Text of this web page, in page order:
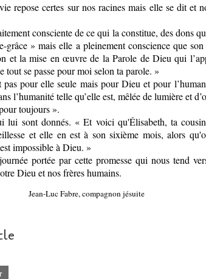
repose certes sur nos racines mais elle se dit et
consciente de ce qui la constitue, des dons
grâce » mais elle a pleinement conscience que
et la mise en œuvre de la Parole de Dieu qui
tout se passe pour moi selon ta parole. »
pas pour elle seule mais pour Dieu et pour
l’humanité telle qu’elle est, mêlée de lumière et
toujours ».
lui sont donnés. « Et voici qu'Élisabeth, ta
et elle en est à son sixième mois, alors
impossible à Dieu. »
portée par cette promesse qui nous tend
Dieu et nos frères humains.
Jean-Luc Fabre, compagnon jésuite